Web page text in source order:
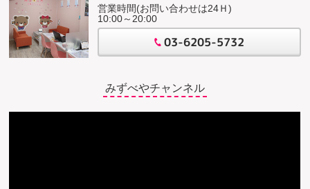
営業時間(お問い合わせは24Ｈ)
10:00～20:00
03-6205-5732
みずべやチャンネル